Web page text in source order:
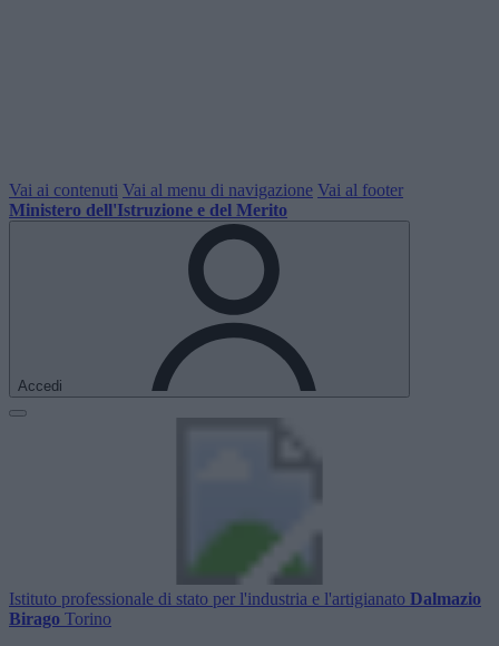
Vai ai contenuti Vai al menu di navigazione Vai al footer
Ministero dell'Istruzione e del Merito
Accedi
Istituto professionale di stato per l'industria e l'artigianato Dalmazio
Birago Torino